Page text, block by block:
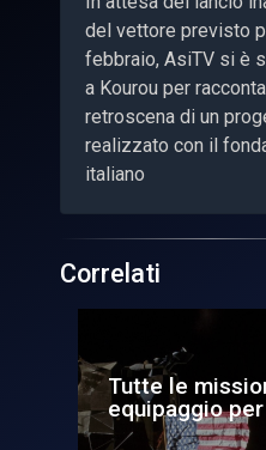
del vettore previsto
febbraio, AsiTV si è
a Kourou per
retroscena di un
realizzato con il
italiano
Correlati
Stelle di
velocità del